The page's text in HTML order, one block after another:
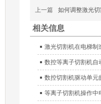
上一篇 如何调整激光
相关信息
激光切割机在电梯制
数控等离子切割机自
数控切割机驱动单元
等离子切割机操作中